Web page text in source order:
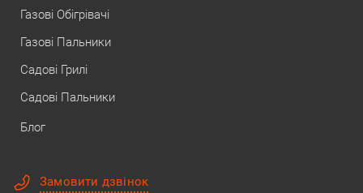
Газові Обігрівачі
Газові Пальники
Садові Грилі
Садові Пальники
Блог
Замовити дзвінок